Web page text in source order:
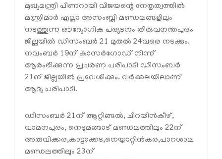
മുഖ്യമന്ത്രി പിണറായി വിജയന്റെ നേതൃത്വത്തില്‍
മന്ത്രിമാര്‍ എല്ലാ അസംബ്ലി മണ്ഡലങ്ങളിലും
നടത്തുന്ന ഔദ്യോഗിക പര്യടനം തിരുവനന്തപുരം
ജില്ലയില്‍ ഡിസംബര്‍ 21 മുതല്‍ 24വരെ നടക്കും.
നവംബര്‍ 19ന് കാസര്‍ഗോഡ് നിന്ന്
ആരംഭിക്കുന്ന പ്രചരണ പരിപാടി ഡിസംബര്‍
21ന് ജില്ലയില്‍ പ്രവേശിക്കും. വര്‍ക്കലയിലാണ്
ആദ്യ പരിപാടി.
ഡിസംബര്‍ 21ന് ആറ്റിങ്ങല്‍, ചിറയിന്‍കീഴ്,
വാമനപുരം, നെടുമങ്ങാട് മണ്ഡലത്തിലും 22ന്
അരുവിക്കര,കാട്ടാക്കട,നെയ്യാറ്റിന്‍കര,പാറശാല
മണ്ഡലത്തിലും 23ന്